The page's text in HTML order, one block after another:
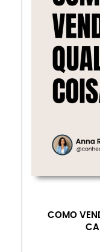
COMO